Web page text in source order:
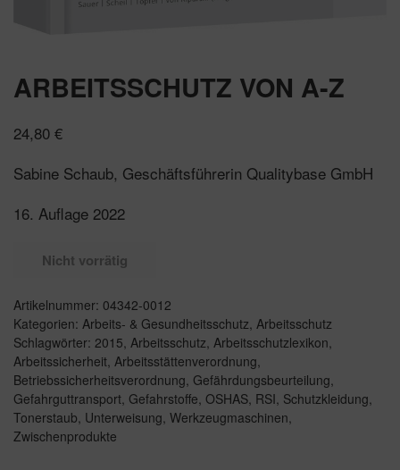
ARBEITSSCHUTZ VON A-Z
24,80 €
Sabine Schaub, Geschäftsführerin Qualitybase GmbH
16. Auflage 2022
Nicht vorrätig
Artikelnummer: 04342-0012
Kategorien: Arbeits- & Gesundheitsschutz, Arbeitsschutz
Schlagwörter: 2015, Arbeitsschutz, Arbeitsschutzlexikon,
Arbeitssicherheit, Arbeitsstättenverordnung,
Betriebssicherheitsverordnung, Gefährdungsbeurteilung,
Gefahrguttransport, Gefahrstoffe, OSHAS, RSI, Schutzkleidung,
Tonerstaub, Unterweisung, Werkzeugmaschinen,
Zwischenprodukte